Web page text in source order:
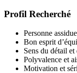
Profil Recherché
Personne
Bon esprit
Sens du détail
Polyvalence et
Motivation et